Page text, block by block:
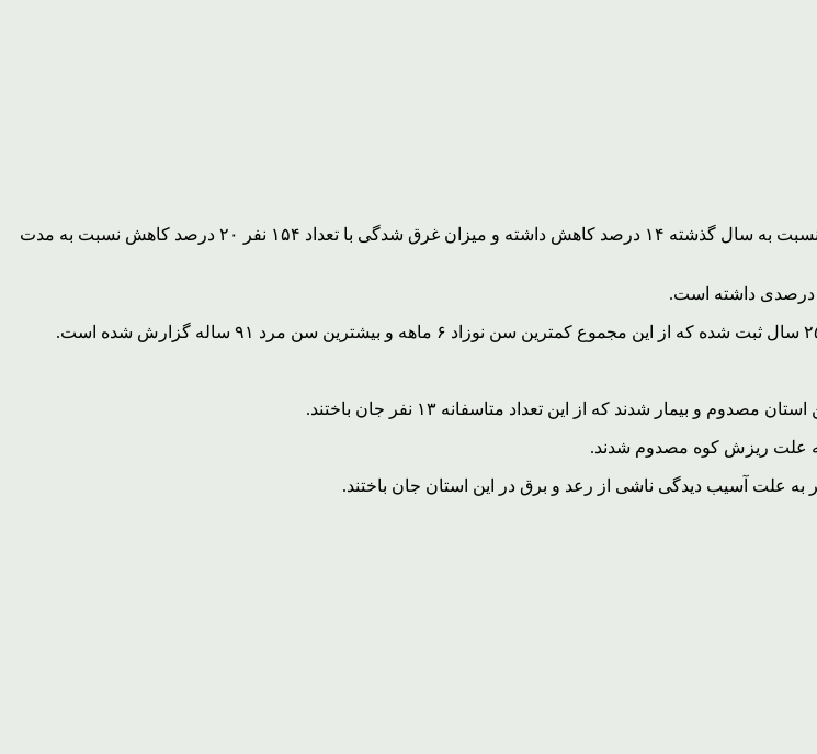
امیری اضافه کرد: امسال آمار فوتی های ناشی از غرق شدگی در این استان با تعداد ۱۰۲ نفر نسبت به سال گذشته ۱۴ درصد کاهش داشته و میزان غرق شدگی با تعداد ۱۵۴ نفر ۲۰ درصد کاهش نسبت به مدت